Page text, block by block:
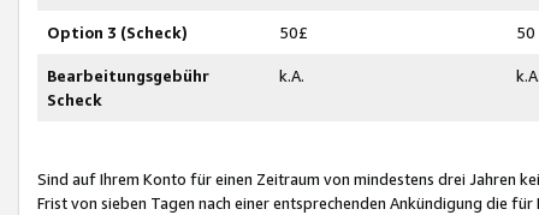
Option 3 (Scheck) 50£ 50
Bearbeitungsgebühr
Scheck
k.A.
Sind auf Ihrem Konto für einen Zeitraum von mindestens drei Jahren
Frist von sieben Tagen nach einer entsprechenden Ankündigung die